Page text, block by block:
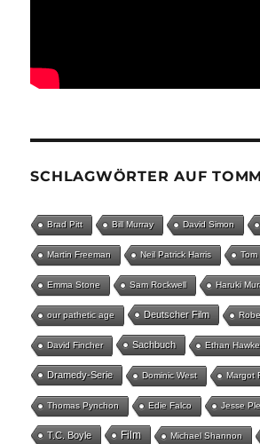
SCHLAGWÖRTER AUF
Brad Pitt Bill Murray David Simon
Martin Freeman Neil Patrick Harris
Emma Stone Sam Rockwell Haruki
our pathetic age Deutscher Film
David Fincher Sachbuch Ethan Hawke
Dramedy-Serie Dominic West Margot
Thomas Pynchon Edie Falco Jesse
T.C. Boyle Film Michael Shannon